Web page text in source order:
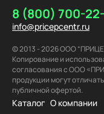
8 (800) 700-
info@pricepcentr.ru
© 2013 - 2026 ООО
Копирование и
согласования с ООО
продукции могут
публичной офертой.
Каталог О компании